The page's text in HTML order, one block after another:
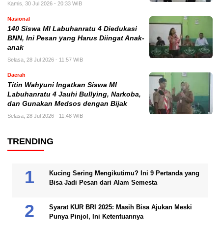
Kamis, 30 Jul 2026 - 20:33 WIB
Nasional
140 Siswa MI Labuhanratu 4 Diedukasi
BNN, Ini Pesan yang Harus Diingat Anak-
anak
Selasa, 28 Jul 2026 - 11:57 WIB
Daerah
Titin Wahyuni Ingatkan Siswa MI
Labuhanratu 4 Jauhi Bullying, Narkoba,
dan Gunakan Medsos dengan Bijak
Selasa, 28 Jul 2026 - 11:48 WIB
TRENDING
Kucing Sering Mengikutimu? Ini 9 Pertanda yang
Bisa Jadi Pesan dari Alam Semesta
Syarat KUR BRI 2025: Masih Bisa Ajukan Meski
Punya Pinjol, Ini Ketentuannya